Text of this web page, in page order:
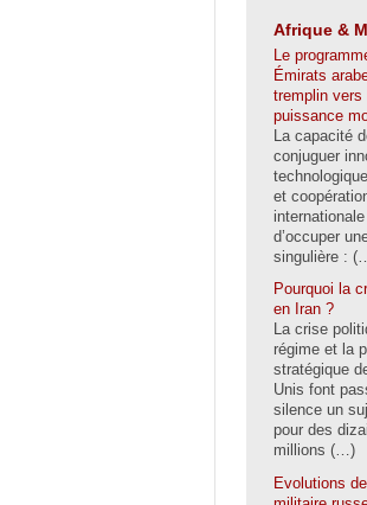
Afrique &
Le
Émirats
tremplin
puissance
La capacité
conjuguer
et
d’occuper
singulière :
Pourquoi la
en Iran ?
La crise
régime et la
stratégique
Unis font
silence un
pour des
millions (…)
Evolutions